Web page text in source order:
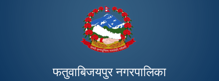
main
content
फतुवाबिजयपुर नगरपालिका